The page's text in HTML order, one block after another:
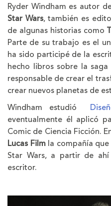
Ryder Windham es autor
Star Wars, también es
de algunas historias como
Parte de su trabajo es el
ha sido participé de la
hecho libros sobre la
responsable de crear el
crear nuevos planetas de
Windham estudió
eventualmente él aplicó
Comic de Ciencia Ficción.
Lucas Film la compañía
Star Wars, a partir de
escritor.